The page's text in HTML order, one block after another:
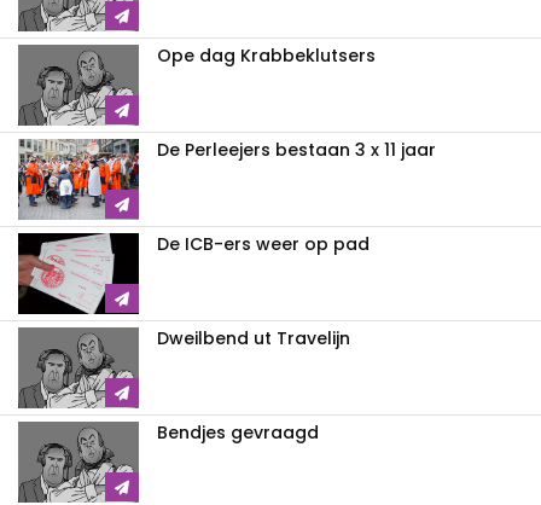
Ope dag Krabbeklutsers
De Perleejers bestaan 3 x 11 jaar
De ICB-ers weer op pad
Dweilbend ut Travelijn
Bendjes gevraagd